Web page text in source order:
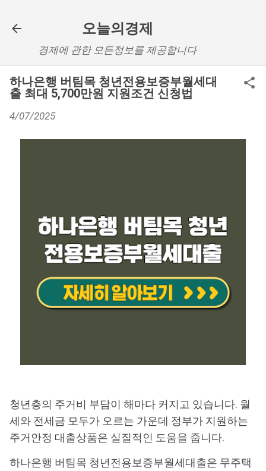
오늘의경제
경제에 관한 모든정보를 제공합니다
하나은행 버팀목 청년전용보증부월세대
출 최대 5,700만원 지원조건 신청법
4/07/2025
청년층의 주거비 부담이 해마다 커지고 있습니다. 월
세와 전세금 모두가 오르는 가운데 정부가 지원하는
주거안정 대출상품은 실질적인 도움을 줍니다.
하나은행 버팀목 청년전용보증부월세대출은 무주택